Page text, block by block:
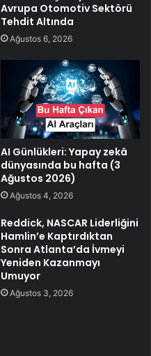
Avrupa Otomotiv Sektörü
Tehdit Altında
Ağustos 6, 2026
AI Günlükleri: Yapay zekâ
dünyasında bu hafta (3
Ağustos 2026)
Ağustos 4, 2026
Reddick, NASCAR Liderliğini
Hamlin’e Kaptırdıktan
Sonra Atlanta’da İvmeyi
Yeniden Kazanmayı
Umuyor
Ağustos 3, 2026